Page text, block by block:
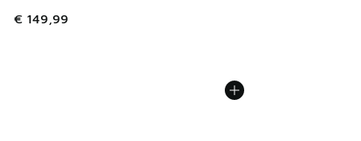
€ 149,99